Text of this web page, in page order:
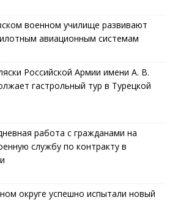
военном училище развивают
авиационным системам
Российской Армии имени А. В.
гастрольный тур в Турецкой
работа с гражданами на
службу по контракту в
округе успешно испытали новый